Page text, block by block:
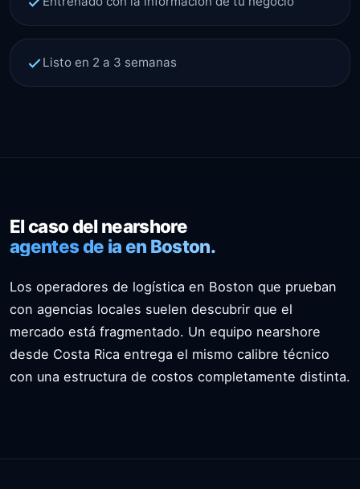
Listo en 2 a 3 semanas
El caso del nearshore
agentes de ia en Boston.
Los operadores de logística en Boston que prueban
con agencias locales suelen descubrir que el
mercado está fragmentado. Un equipo nearshore
desde Costa Rica entrega el mismo calibre técnico
con una estructura de costos completamente distinta.